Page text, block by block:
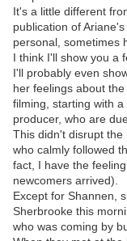
It's a little different
publication of
personal, sometimes
I think I'll show you a
I'll probably even
her feelings about
filming, starting with
producer, who are
This didn't disrupt the
who calmly followed
fact, I have the
newcomers arrived).
Except for Shannen,
Sherbrooke this
who was coming by